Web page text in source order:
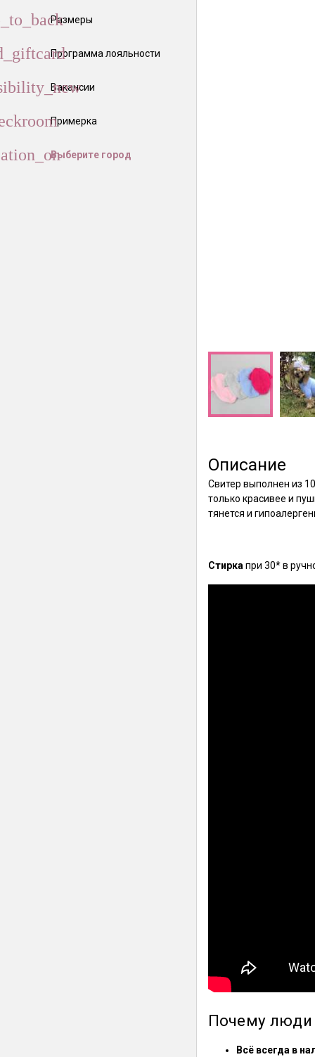
Описание
Свитер выполнен из
только красивее и
тянется и
Стирка при 30* в
Почему люди
Всё всегда в
Размеры
Программа лояльности
Вакансии
Примерка
Выберите город